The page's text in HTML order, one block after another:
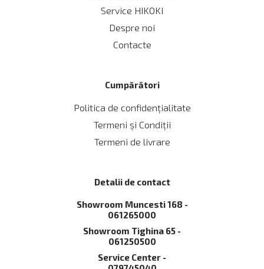
Service HIKOKI
Despre noi
Contacte
Cumpărători
Politica de confidențialitate
Termeni și Сondiții
Termeni de livrare
Detalii de contact
Showroom Muncesti 168 -
061265000
Showroom Tighina 65 -
061250500
Service Сenter -